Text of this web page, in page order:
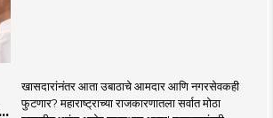
खासदारांनंतर आता उबाठाचे आमदार आणि नगरसेवकही
फुटणार? महाराष्ट्राच्या राजकारणातला सर्वात मोठा